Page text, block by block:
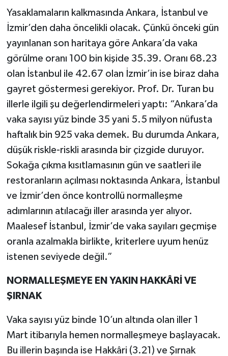
Yasaklamaların kalkmasında Ankara, İstanbul ve
İzmir’den daha öncelikli olacak. Çünkü önceki gün
yayınlanan son haritaya göre Ankara’da vaka
görülme oranı 100 bin kişide 35.39. Oranı 68.23
olan İstanbul ile 42.67 olan İzmir’in ise biraz daha
gayret göstermesi gerekiyor. Prof. Dr. Turan bu
illerle ilgili şu değerlendirmeleri yaptı: “Ankara’da
vaka sayısı yüz binde 35 yani 5.5 milyon nüfusta
haftalık bin 925 vaka demek. Bu durumda Ankara,
düşük riskle-riskli arasında bir çizgide duruyor.
Sokağa çıkma kısıtlamasının gün ve saatleri ile
restoranların açılması noktasında Ankara, İstanbul
ve İzmir’den önce kontrollü normalleşme
adımlarının atılacağı iller arasında yer alıyor.
Maalesef İstanbul, İzmir’de vaka sayıları geçmişe
oranla azalmakla birlikte, kriterlere uyum henüz
istenen seviyede değil.”
NORMALLEŞMEYE EN YAKIN HAKKÂRİ VE
ŞIRNAK
Vaka sayısı yüz binde 10’un altında olan iller 1
Mart itibarıyla hemen normalleşmeye başlayacak.
Bu illerin başında ise Hakkâri (3.21) ve Şırnak